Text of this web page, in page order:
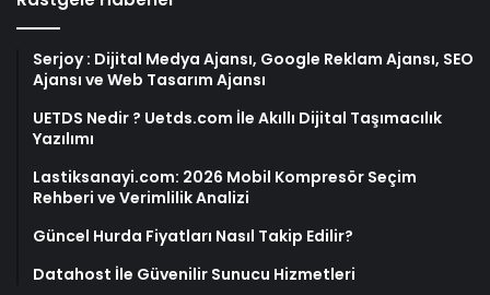
Serjoy : Dijital Medya Ajansı, Google Reklam Ajansı, SEO
Ajansı ve Web Tasarım Ajansı
UETDS Nedir ? Uetds.com İle Akıllı Dijital Taşımacılık
Yazılımı
Lastiksanayi.com: 2026 Mobil Kompresör Seçim
Rehberi ve Verimlilik Analizi
Güncel Hurda Fiyatları Nasıl Takip Edilir?
Datahost İle Güvenilir Sunucu Hizmetleri